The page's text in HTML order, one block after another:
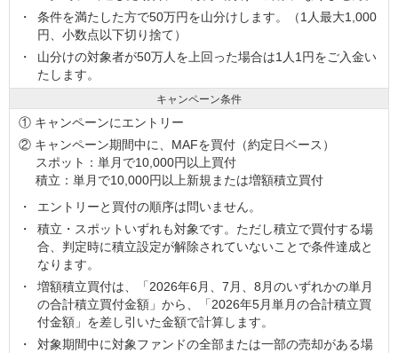
条件を満たした方で50万円を山分けします。（1人最大1,000
円、小数点以下切り捨て）
山分けの対象者が50万人を上回った場合は1人1円をご入金い
たします。
キャンペーン条件
① キャンペーンにエントリー
② キャンペーン期間中に、MAFを買付（約定日ベース）
スポット：単月で10,000円以上買付
積立：単月で10,000円以上新規または増額積立買付
エントリーと買付の順序は問いません。
積立・スポットいずれも対象です。ただし積立で買付する場
合、判定時に積立設定が解除されていないことで条件達成と
なります。
増額積立買付は、「2026年6月、7月、8月のいずれかの単月
の合計積立買付金額」から、「2026年5月単月の合計積立買
付金額」を差し引いた金額で計算します。
対象期間中に対象ファンドの全部または一部の売却がある場